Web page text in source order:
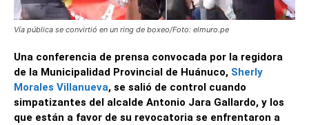
Vía pública se convirtió en un ring de boxeo/Foto: elmuro.pe
Una conferencia de prensa convocada por la regidora
de la Municipalidad Provincial de Huánuco, Sherly
Morales Villanueva, se salió de control cuando
simpatizantes del alcalde Antonio Jara Gallardo, y los
que están a favor de su revocatoria se enfrentaron a